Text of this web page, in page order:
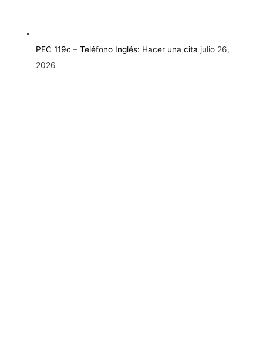
PEC 119c – Teléfono Inglés: Hacer una cita julio 26,
2026